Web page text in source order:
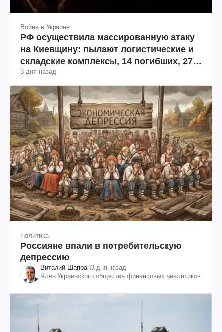
Война в Украине
РФ осуществила массированную атаку
на Киевщину: пылают логистические и
складские комплексы, 14 погибших, 27
раненых (фото, видео)
3 дня назад
Политика
Россияне впали в потребительскую
депрессию
Виталий Шапран3 дня назад
Член Украинского общества финансовых аналитиков